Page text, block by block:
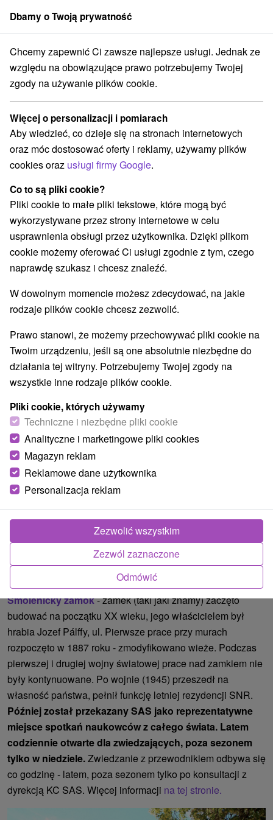
członek grupySorger
Blog Gdzie wybrać się na wycieczkę z dziećmi w Trnavie
GDZIE WYBRAĆ SIĘ NA
WYCIECZKĘ Z DZIEĆMI W
TRNAVIE
Margaréta Koklesová 30. 09. 2019
Treść artykułu:
Zamki, pałace i ruiny
Jaskinie, muzea i zabytki
Aquaparki i pływanie
Zwierzęta i rośliny
Trnava to jedno z najpiękniejszych miast Słowacji. Bogata
historia została zachowana do dziś,
zostało ogłoszone rezerwatem zabytków w 1987 roku
sakralnych, dzięki którym otrzymało atrybut Mały Rzym. Ale
historia to nie jedyna rzecz, jaką Trnava może ci
zaoferować. Spójrzmy więc na to.
ZAMKI, PAŁACE I RUINY
Smolenický zámok- zamek (taki jaki znamy) zaczęto
budować na początku XX wieku, jego właścicielem był
hrabia Jozef Pálffy, ul. Pierwsze prace przy murach
rozpoczęto w 1887 roku - zmodyfikowano wieże. Podczas
pierwszej i drugiej wojny światowej prace nad zamkiem nie
były kontynuowane. Po wojnie (1945) przeszedł na
własność państwa, pełnił funkcję letniej rezydencji SNR.
Później został przekazany SAS jako reprezentatywne
miejsce spotkań naukowców z całego świata. Latem
codziennie otwarte dla zwiedzających, poza sezonem
tylko w niedziele.Zwiedzanie z przewodnikiem odbywa się
co godzinę - latem, poza sezonem tylko po konsultacji z
dyrekcją KC SAS. Więcej informacji na tej stronie.
Dbamy o Twoją prywatność
Chcemy zapewnić Ci zawsze najlepsze usługi. Jednak ze
względu na obowiązujące prawo potrzebujemy Twojej
zgody na używanie plików cookie.
Więcej o personalizacji i pomiarach
Aby wiedzieć, co dzieje się na stronach internetowych
oraz móc dostosować oferty i reklamy, używamy plików
cookies oraz usługi firmy Google.
Co to są pliki cookie?
Pliki cookie to małe pliki tekstowe, które mogą być
wykorzystywane przez strony internetowe w celu
usprawnienia obsługi przez użytkownika. Dzięki plikom
cookie możemy oferować Ci usługi zgodnie z tym, czego
naprawdę szukasz i chcesz znaleźć.
W dowolnym momencie możesz zdecydować, na jakie
rodzaje plików cookie chcesz zezwolić.
Prawo stanowi, że możemy przechowywać pliki cookie na
Twoim urządzeniu, jeśli są one absolutnie niezbędne do
działania tej witryny. Potrzebujemy Twojej zgody na
wszystkie inne rodzaje plików cookie.
Pliki cookie, których używamy
Techniczne i niezbędne pliki cookie
Analityczne i marketingowe pliki cookies
Magazyn reklam
Reklamowe dane użytkownika
Personalizacja reklam
Odmówić
Zezwól zaznaczone
Zezwolić wszystkim